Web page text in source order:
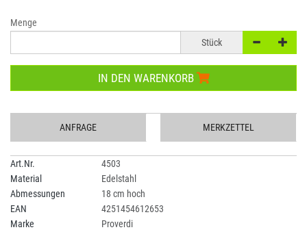
Menge
Stück
IN DEN WARENKORB
ANFRAGE MERKZETTEL
Art.Nr.
4503
Material
Edelstahl
Abmessungen
18 cm hoch
EAN
4251454612653
Marke
Proverdi